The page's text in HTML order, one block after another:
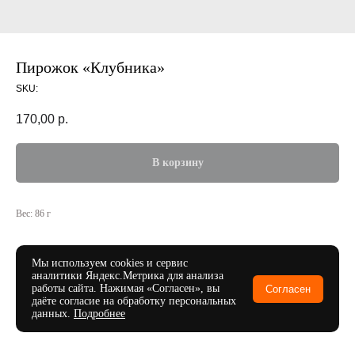
Мы используем cookies и сервис
аналитики Яндекс.Метрика для анализа
работы сайта. Нажимая «Согласен», вы
даёте согласие на обработку персональных
данных. Подробнее
Согласен
Пирожок «‎Клубника»‎
SKU:
170,00 р.
В корзину
Вес: 86 г